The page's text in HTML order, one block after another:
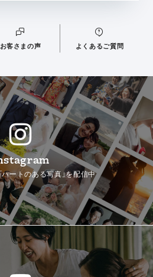
お客さまの声 よくあるご質問
ハートのある写真」を配信中